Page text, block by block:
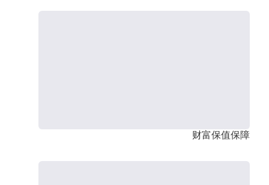
财富保值保障